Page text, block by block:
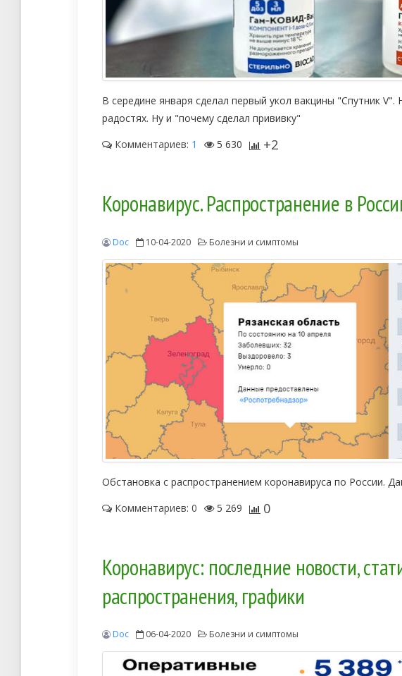
В середине января сделал первый укол вакцины "Спутник
радостях. Ну и "почему сделал прививку"
Комментариев: 1 5 630 +2
Коронавирус. Распространение в
Doc 10-04-2020 Болезни и симптомы
Обстановка с распространением коронавируса по России.
Комментариев: 0 5 269 0
Коронавирус: последние новости,
распространения, графики
Doc 06-04-2020 Болезни и симптомы